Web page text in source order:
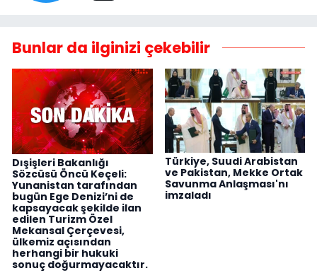
Bunlar da ilginizi çekebilir
Dışişleri Bakanlığı
Sözcüsü Öncü Keçeli:
Yunanistan tarafından
bugün Ege Denizi’ni de
kapsayacak şekilde ilan
edilen Turizm Özel
Mekansal Çerçevesi,
ülkemiz açısından
herhangi bir hukuki
sonuç doğurmayacaktır.
Türkiye, Suudi Arabistan
ve Pakistan, Mekke Ortak
Savunma Anlaşması'nı
imzaladı